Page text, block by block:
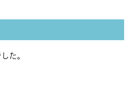
た。